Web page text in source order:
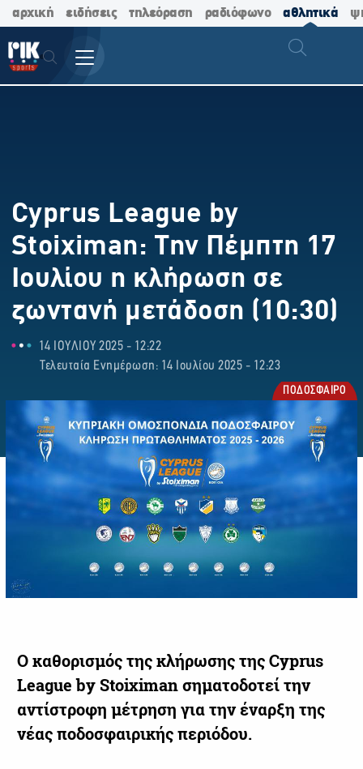
αρχική ειδήσεις τηλεόραση ραδιόφωνο αθλητικά
Cyprus League by
Stoiximan: Την Πέμπτη 17
Ιουλίου η κλήρωση σε
ζωντανή μετάδοση (10:30)
14 ΙΟΥΛΙΟΥ 2025 - 12:22
Τελευταία Ενημέρωση: 14 Ιουλίου 2025 - 12:23
ΠΟΔΟΣΦΑΙΡΟ
Ο καθορισμός της κλήρωσης της Cyprus
League by Stoiximan σηματοδοτεί την
αντίστροφη μέτρηση για την έναρξη της
νέας ποδοσφαιρικής περιόδου.